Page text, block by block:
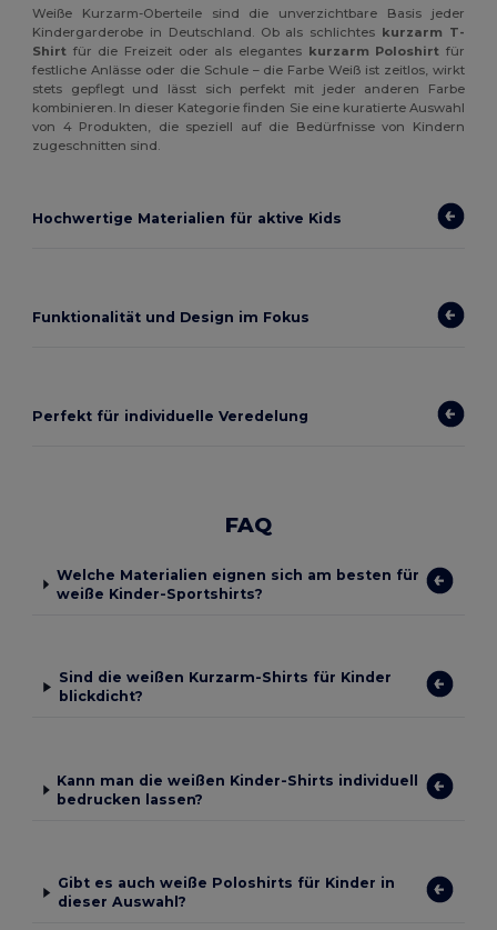
Weiße Kurzarm-Oberteile sind die unverzichtbare Basis jeder
Kindergarderobe in Deutschland. Ob als schlichtes kurzarm T-
Shirt für die Freizeit oder als elegantes kurzarm Poloshirt für
festliche Anlässe oder die Schule – die Farbe Weiß ist zeitlos, wirkt
stets gepflegt und lässt sich perfekt mit jeder anderen Farbe
kombinieren. In dieser Kategorie finden Sie eine kuratierte Auswahl
von 4 Produkten, die speziell auf die Bedürfnisse von Kindern
zugeschnitten sind.
Hochwertige Materialien für aktive Kids
Funktionalität und Design im Fokus
Perfekt für individuelle Veredelung
FAQ
Welche Materialien eignen sich am besten für
weiße Kinder-Sportshirts?
Sind die weißen Kurzarm-Shirts für Kinder
blickdicht?
Kann man die weißen Kinder-Shirts individuell
bedrucken lassen?
Gibt es auch weiße Poloshirts für Kinder in
dieser Auswahl?